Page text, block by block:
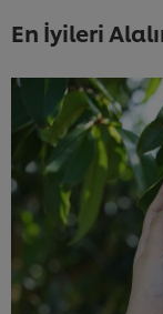
En İyileri